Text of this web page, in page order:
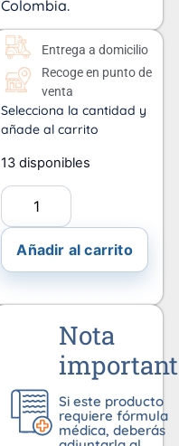
Colombia.
Entrega a domicilio
Recoge en punto de
venta
Selecciona la cantidad y
añade al carrito
13 disponibles
Añadir al carrito
Nota
Si este producto
requiere fórmula
médica, deberás